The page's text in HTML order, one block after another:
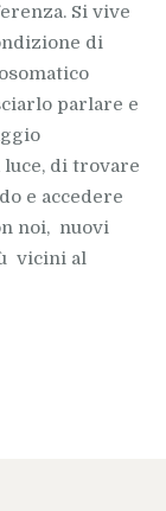
Si vive
di
parlare e
di trovare
e accedere
noi, nuovi
vicini al